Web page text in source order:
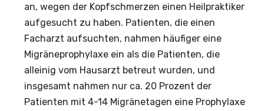
an, wegen der Kopfschmerzen einen Heilpraktiker
aufgesucht zu haben. Patienten, die einen
Facharzt aufsuchten, nahmen häufiger eine
Migräneprophylaxe ein als die Patienten, die
alleinig vom Hausarzt betreut wurden, und
insgesamt nahmen nur ca. 20 Prozent der
Patienten mit 4-14 Migränetagen eine Prophylaxe